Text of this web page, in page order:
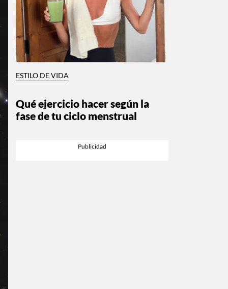
ESTILO DE VIDA
Qué ejercicio hacer según la
fase de tu ciclo menstrual